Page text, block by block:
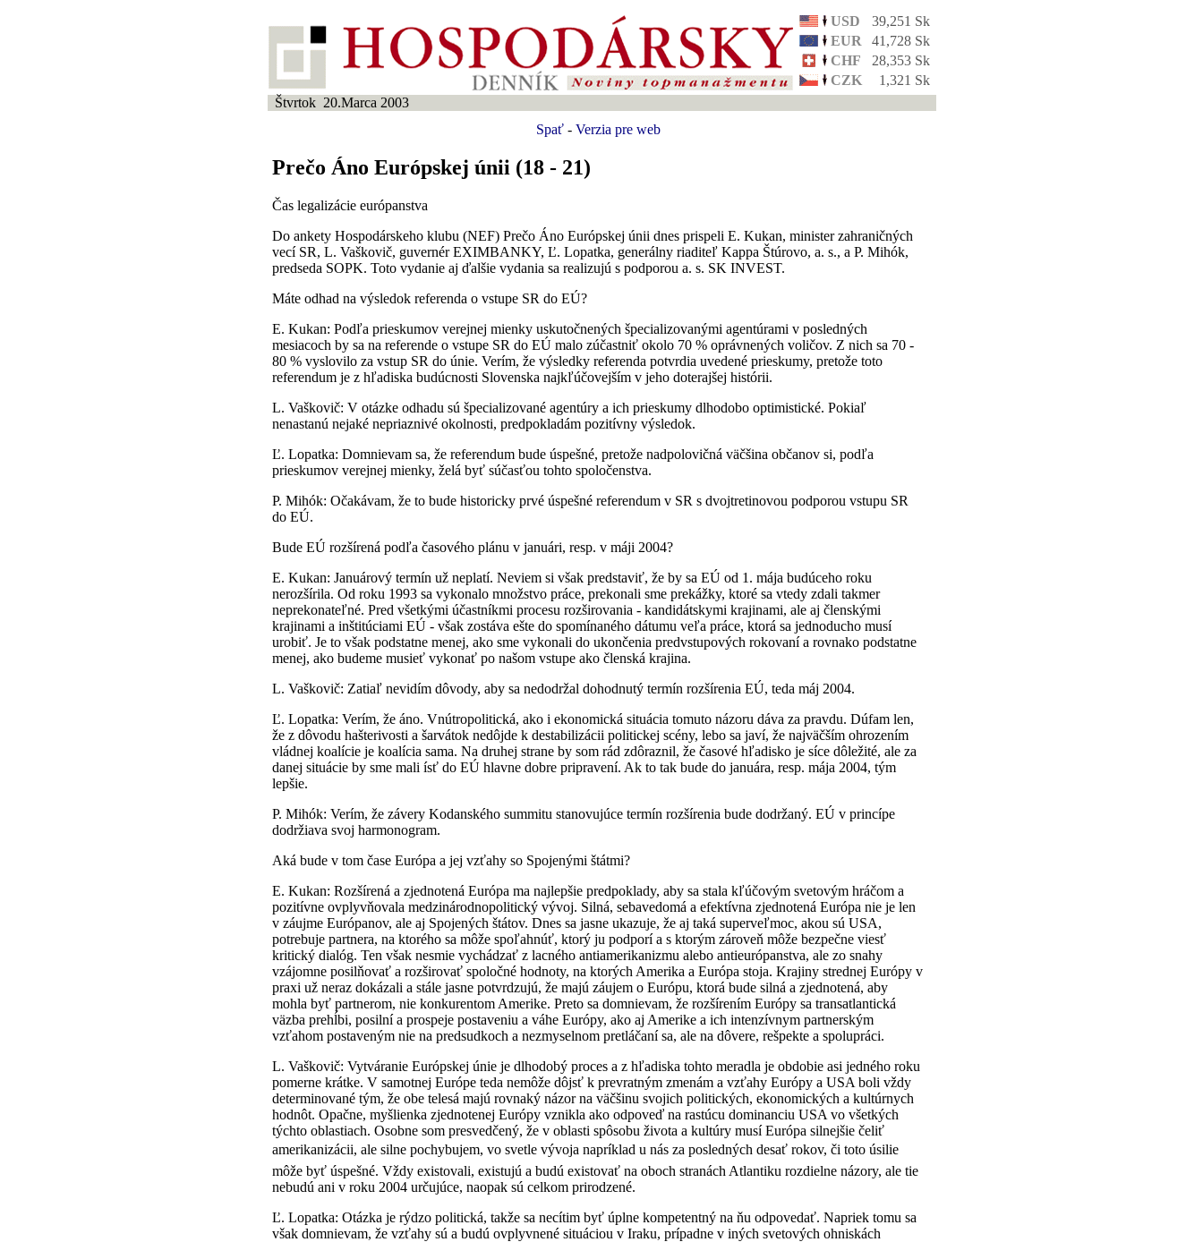
USD
39,251 Sk
EUR
41,728 Sk
CHF
28,353 Sk
CZK
1,321 Sk
Štvrtok 20.Marca 2003
Spať - Verzia pre web
Prečo Áno Európskej únii (18 - 21)
Čas legalizácie európanstva
Do ankety Hospodárskeho klubu (NEF) Prečo Áno Európskej únii dnes prispeli E. Kukan, minister zahraničných
vecí SR, L. Vaškovič, guvernér EXIMBANKY, Ľ. Lopatka, generálny riaditeľ Kappa Štúrovo, a. s., a P. Mihók,
predseda SOPK. Toto vydanie aj ďalšie vydania sa realizujú s podporou a. s. SK INVEST.
Máte odhad na výsledok referenda o vstupe SR do EÚ?
E. Kukan: Podľa prieskumov verejnej mienky uskutočnených špecializovanými agentúrami v posledných
mesiacoch by sa na referende o vstupe SR do EÚ malo zúčastniť okolo 70 % oprávnených voličov. Z nich sa 70 -
80 % vyslovilo za vstup SR do únie. Verím, že výsledky referenda potvrdia uvedené prieskumy, pretože toto
referendum je z hľadiska budúcnosti Slovenska najkľúčovejším v jeho doterajšej histórii.
L. Vaškovič: V otázke odhadu sú špecializované agentúry a ich prieskumy dlhodobo optimistické. Pokiaľ
nenastanú nejaké nepriaznivé okolnosti, predpokladám pozitívny výsledok.
Ľ. Lopatka: Domnievam sa, že referendum bude úspešné, pretože nadpolovičná väčšina občanov si, podľa
prieskumov verejnej mienky, želá byť súčasťou tohto spoločenstva.
P. Mihók: Očakávam, že to bude historicky prvé úspešné referendum v SR s dvojtretinovou podporou vstupu SR
do EÚ.
Bude EÚ rozšírená podľa časového plánu v januári, resp. v máji 2004?
E. Kukan: Januárový termín už neplatí. Neviem si však predstaviť, že by sa EÚ od 1. mája budúceho roku
nerozšírila. Od roku 1993 sa vykonalo množstvo práce, prekonali sme prekážky, ktoré sa vtedy zdali takmer
neprekonateľné. Pred všetkými účastníkmi procesu rozširovania - kandidátskymi krajinami, ale aj členskými
krajinami a inštitúciami EÚ - však zostáva ešte do spomínaného dátumu veľa práce, ktorá sa jednoducho musí
urobiť. Je to však podstatne menej, ako sme vykonali do ukončenia predvstupových rokovaní a rovnako podstatne
menej, ako budeme musieť vykonať po našom vstupe ako členská krajina.
L. Vaškovič: Zatiaľ nevidím dôvody, aby sa nedodržal dohodnutý termín rozšírenia EÚ, teda máj 2004.
Ľ. Lopatka: Verím, že áno. Vnútropolitická, ako i ekonomická situácia tomuto názoru dáva za pravdu. Dúfam len,
že z dôvodu hašterivosti a šarvátok nedôjde k destabilizácii politickej scény, lebo sa javí, že najväčším ohrozením
vládnej koalície je koalícia sama. Na druhej strane by som rád zdôraznil, že časové hľadisko je síce dôležité, ale za
danej situácie by sme mali ísť do EÚ hlavne dobre pripravení. Ak to tak bude do januára, resp. mája 2004, tým
lepšie.
P. Mihók: Verím, že závery Kodanského summitu stanovujúce termín rozšírenia bude dodržaný. EÚ v princípe
dodržiava svoj harmonogram.
Aká bude v tom čase Európa a jej vzťahy so Spojenými štátmi?
E. Kukan: Rozšírená a zjednotená Európa ma najlepšie predpoklady, aby sa stala kľúčovým svetovým hráčom a
pozitívne ovplyvňovala medzinárodnopolitický vývoj. Silná, sebavedomá a efektívna zjednotená Európa nie je len
v záujme Európanov, ale aj Spojených štátov. Dnes sa jasne ukazuje, že aj taká superveľmoc, akou sú USA,
potrebuje partnera, na ktorého sa môže spoľahnúť, ktorý ju podporí a s ktorým zároveň môže bezpečne viesť
kritický dialóg. Ten však nesmie vychádzať z lacného antiamerikanizmu alebo antieurópanstva, ale zo snahy
vzájomne posilňovať a rozširovať spoločné hodnoty, na ktorých Amerika a Európa stoja. Krajiny strednej Európy v
praxi už neraz dokázali a stále jasne potvrdzujú, že majú záujem o Európu, ktorá bude silná a zjednotená, aby
mohla byť partnerom, nie konkurentom Amerike. Preto sa domnievam, že rozšírením Európy sa transatlantická
väzba prehĺbi, posilní a prospeje postaveniu a váhe Európy, ako aj Amerike a ich intenzívnym partnerským
vzťahom postaveným nie na predsudkoch a nezmyselnom pretláčaní sa, ale na dôvere, rešpekte a spolupráci.
L. Vaškovič: Vytváranie Európskej únie je dlhodobý proces a z hľadiska tohto meradla je obdobie asi jedného roku
pomerne krátke. V samotnej Európe teda nemôže dôjsť k prevratným zmenám a vzťahy Európy a USA boli vždy
determinované tým, že obe telesá majú rovnaký názor na väčšinu svojich politických, ekonomických a kultúrnych
hodnôt. Opačne, myšlienka zjednotenej Európy vznikla ako odpoveď na rastúcu dominanciu USA vo všetkých
týchto oblastiach. Osobne som presvedčený, že v oblasti spôsobu života a kultúry musí Európa silnejšie čeliť
amerikanizácii, ale silne pochybujem, vo svetle vývoja napríklad u nás za posledných desať rokov, či toto úsilie
môže byť úspešné. Vždy existovali, existujú a budú existovať na oboch stranách Atlantiku rozdielne názory, ale tie
nebudú ani v roku 2004 určujúce, naopak sú celkom prirodzené.
Ľ. Lopatka: Otázka je rýdzo politická, takže sa necítim byť úplne kompetentný na ňu odpovedať. Napriek tomu sa
však domnievam, že vzťahy sú a budú ovplyvnené situáciou v Iraku, prípadne v iných svetových ohniskách